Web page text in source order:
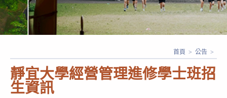
靜宜大學經營管理進修學士班招
生資訊
首頁 > 公告 >